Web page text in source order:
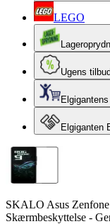
LEGO
Ugens
Elgiganten
SKALO Asus
Skærmbeskyttelse -